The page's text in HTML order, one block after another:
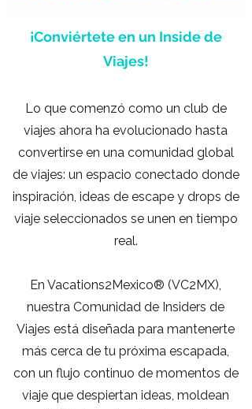
¡Conviértete en un Inside de
Viajes!
Lo que comenzó como un club de
viajes ahora ha evolucionado hasta
convertirse en una comunidad global
de viajes: un espacio conectado donde
inspiración, ideas de escape y drops de
viaje seleccionados se unen en tiempo
real.
En Vacations2Mexico® (VC2MX),
nuestra Comunidad de Insiders de
Viajes está diseñada para mantenerte
más cerca de tu próxima escapada,
con un flujo continuo de momentos de
viaje que despiertan ideas, moldean